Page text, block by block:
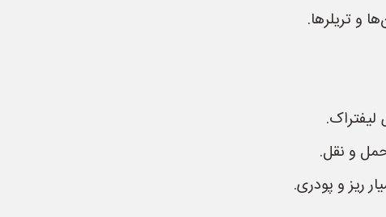
و تریلرها.
و نقل.
ریز و پودری.